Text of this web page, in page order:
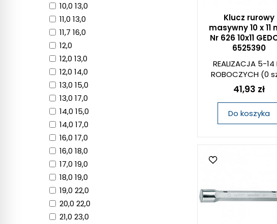
Klucz rurowy
masywny 10 x 11
Nr 626 10x11
6525390
REALIZACJA 5-14
ROBOCZYCH(0
41,93 zł
Do koszyka
10,0 13,0
11,0 13,0
11,7 16,0
12,0
12,0 13,0
12,0 14,0
13,0 15,0
13,0 17,0
14,0 15,0
14,0 17,0
16,0 17,0
16,0 18,0
17,0 19,0
18,0 19,0
19,0 22,0
20,0 22,0
21,0 23,0